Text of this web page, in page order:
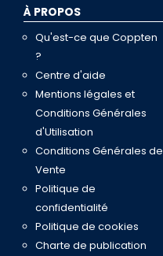
À PROPOS
Qu'est-ce que Coppten
?
Centre d'aide
Mentions légales et
Conditions Générales
d'Utilisation
Conditions Générales de
Vente
Politique de
confidentialité
Politique de cookies
Charte de publication